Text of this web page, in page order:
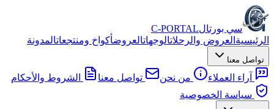
سي بورتالC-PORTAL
الرئيسية العروض والرحلاتالوجهاتالعروضأكواخ ومنتجعاتالمدونة
تواصل معنا
آراء العملاء من نحن تواصل معنا
الشروط والأحكام
سياسة الخصوصية